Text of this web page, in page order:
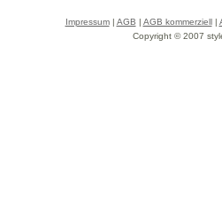
Impressum| AGB | AGB kommerziell|
Copyright © 2007